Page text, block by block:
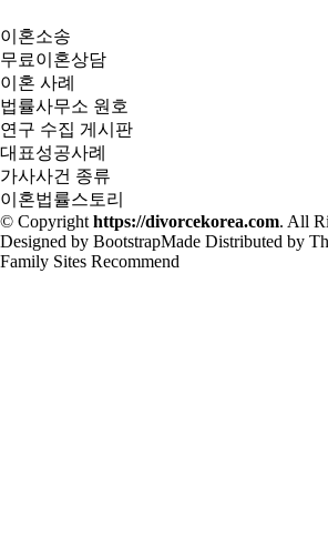
이혼소송
무료이혼상담
이혼 사례
법률사무소 원호
연구 수집 게시판
대표성공사례
가사사건 종류
이혼법률스토리
© Copyright https://divorcekorea.com. All
Designed by BootstrapMade Distributed by
Family Sites Recommend